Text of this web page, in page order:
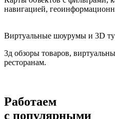
3д обзоры товаров,
ресторанам.
с популярными
CMS